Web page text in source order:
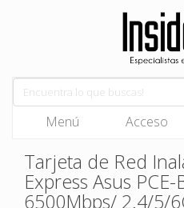
Menú Acceso
Tarjeta de Red
Express Asus
6500Mbps/ 2.4/5/